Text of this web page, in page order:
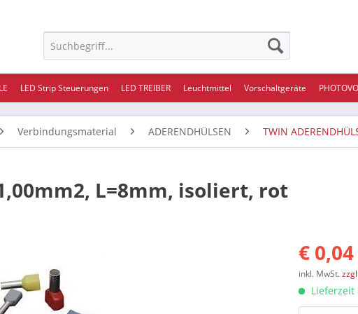
LED Strip Steuerungen LED TREIBER Leuchtmittel Vorschaltgeräte
Verbindungsmaterial ADERENDHÜLSEN TWIN
L=8mm, isoliert, rot
€
inkl. MwSt.
Lieferzeit